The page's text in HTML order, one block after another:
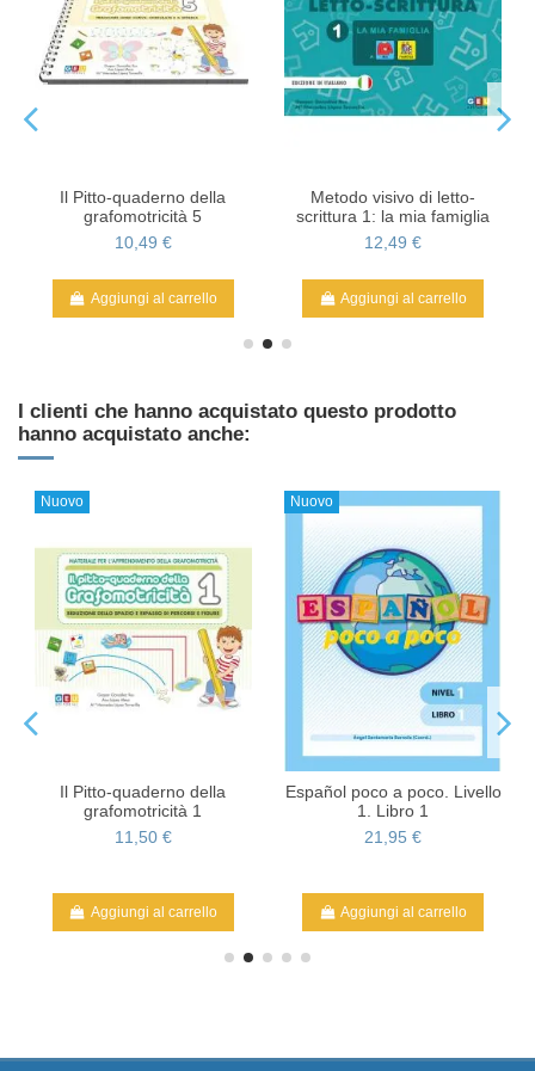
Il Pitto-quaderno della
grafomotricità 5
10,49 €
Aggiungi al carrello
Metodo visivo di letto-
scrittura 1: la mia famiglia
12,49 €
Aggiungi al carrello
I clienti che hanno acquistato questo prodotto
hanno acquistato anche:
Nuovo
Il Pitto-quaderno della
grafomotricità 1
11,50 €
Aggiungi al carrello
Nuovo
Español poco a poco. Livello
1. Libro 1
21,95 €
Aggiungi al carrello